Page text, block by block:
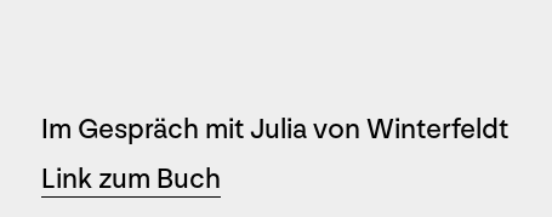
Im Gespräch mit Julia von Winterfeldt
Link zum Buch